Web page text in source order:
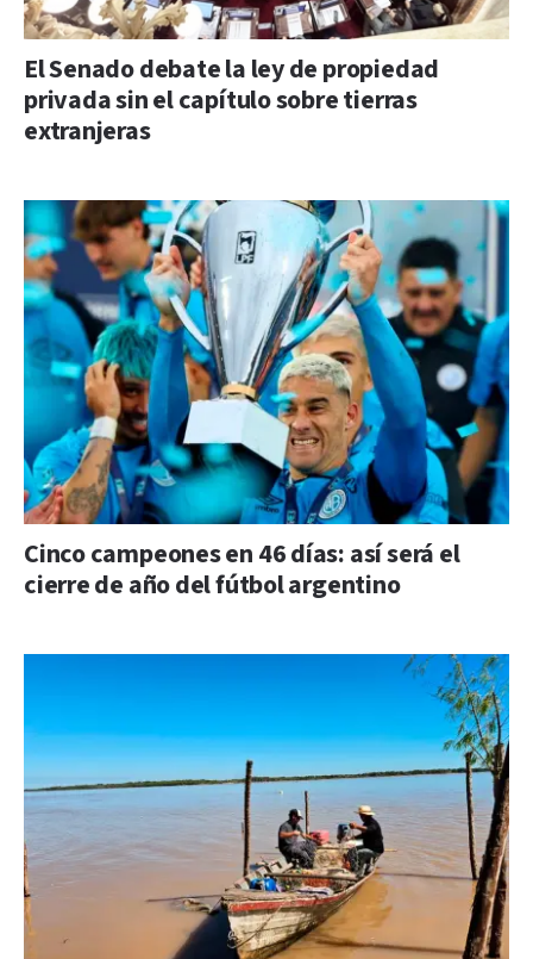
El Senado debate la ley de propiedad
privada sin el capítulo sobre tierras
extranjeras
Cinco campeones en 46 días: así será el
cierre de año del fútbol argentino